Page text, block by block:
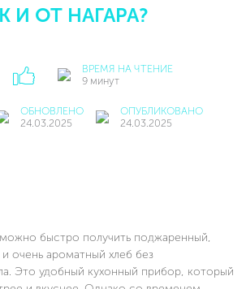
И ОТ НАГАРА?
ВРЕМЯ НА ЧТЕНИЕ
9 минут
ОБНОВЛЕНО
24.03.2025
ОПУБЛИКОВАНО
24.03.2025
быстро получить поджаренный,
очень ароматный хлеб без
Это удобный кухонный прибор, который